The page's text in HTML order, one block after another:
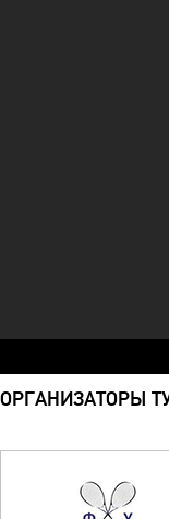
ОРГАНИЗАТОРЫ